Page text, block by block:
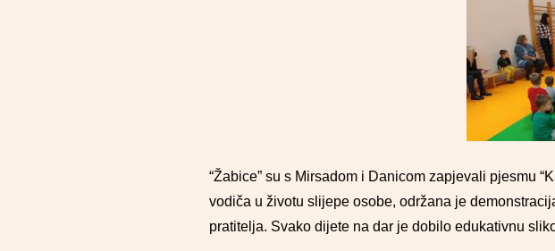
“Žabice” su s Mirsadom i Danicom zapjevali pjesmu
vodiča u životu slijepe osobe, održana je
pratitelja. Svako dijete na dar je dobilo edukativnu